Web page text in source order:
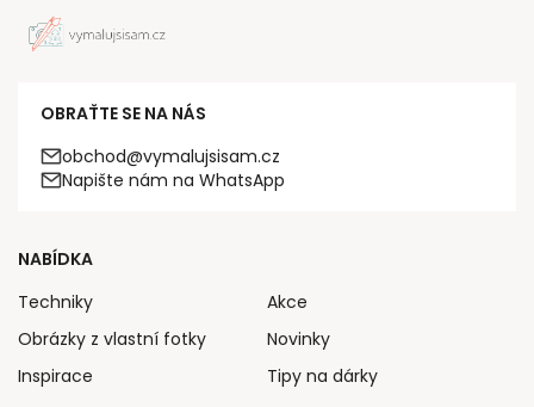
OBRAŤTE SE NA NÁS
obchod@vymalujsisam.cz
Napište nám na WhatsApp
NABÍDKA
Techniky
Obrázky z vlastní fotky
Inspirace
Akce
Novinky
Tipy na dárky